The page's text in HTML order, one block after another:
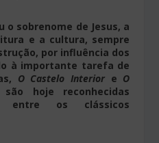
o sobrenome de Jesus, a
e a cultura, sempre
por influência dos
à importante tarefa de
O Castelo Interiore O
hoje reconhecidas
entre os clássicos